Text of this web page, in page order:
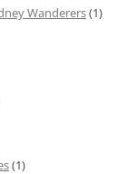
Wanderers(1)
(1)